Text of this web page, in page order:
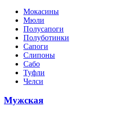
Мокасины
Мюли
Полусапоги
Полуботинки
Сапоги
Слипоны
Сабо
Туфли
Челси
Мужская